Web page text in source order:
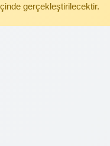
gerçekleştirilecektir.